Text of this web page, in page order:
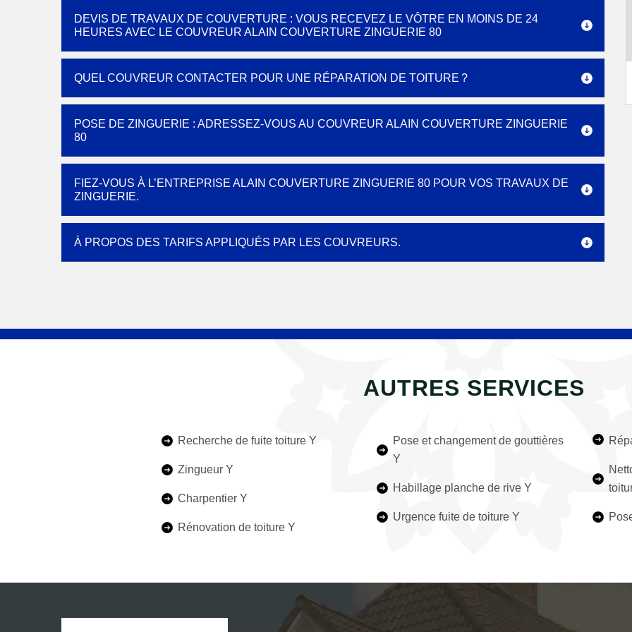
DEVIS DE TRAVAUX DE COUVERTURE : VOUS RECEVEZ LE VÔTRE EN MOINS DE 24
HEURES AVEC LE COUVREUR ALAIN COUVERTURE ZINGUERIE 80
QUEL COUVREUR CONTACTER POUR UNE RÉPARATION DE TOITURE ?
POSE DE ZINGUERIE : ADRESSEZ-VOUS AU COUVREUR ALAIN COUVERTURE ZINGUERIE
80
FIEZ-VOUS À L’ENTREPRISE ALAIN COUVERTURE ZINGUERIE 80 POUR VOS TRAVAUX DE
ZINGUERIE.
À PROPOS DES TARIFS APPLIQUÉS PAR LES COUVREURS.
AUTRES SERVICES
Recherche de fuite toiture Y
Zingueur Y
Charpentier Y
Rénovation de toiture Y
Pose et changement de gouttières
Y
Habillage planche de rive Y
Urgence fuite de toiture Y